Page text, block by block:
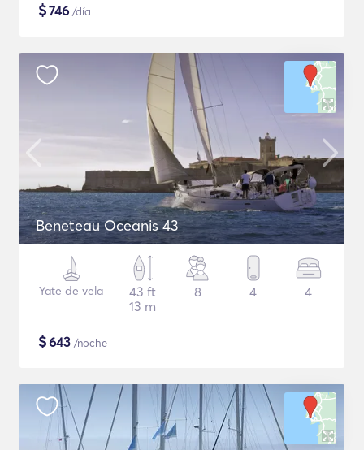
$746 /día
Beneteau Oceanis 43
Yate de vela
43 ft
13 m
8 4 4
$643 /noche